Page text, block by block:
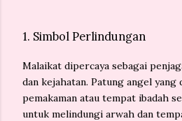
1. Simbol Perlindungan
Malaikat dipercaya sebagai
dan kejahatan. Patung angel
pemakaman atau tempat ibadah
untuk melindungi arwah dan